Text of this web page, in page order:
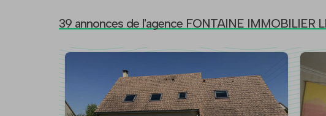
39 annonces de l'agence FONTAINE IMMOBILIER